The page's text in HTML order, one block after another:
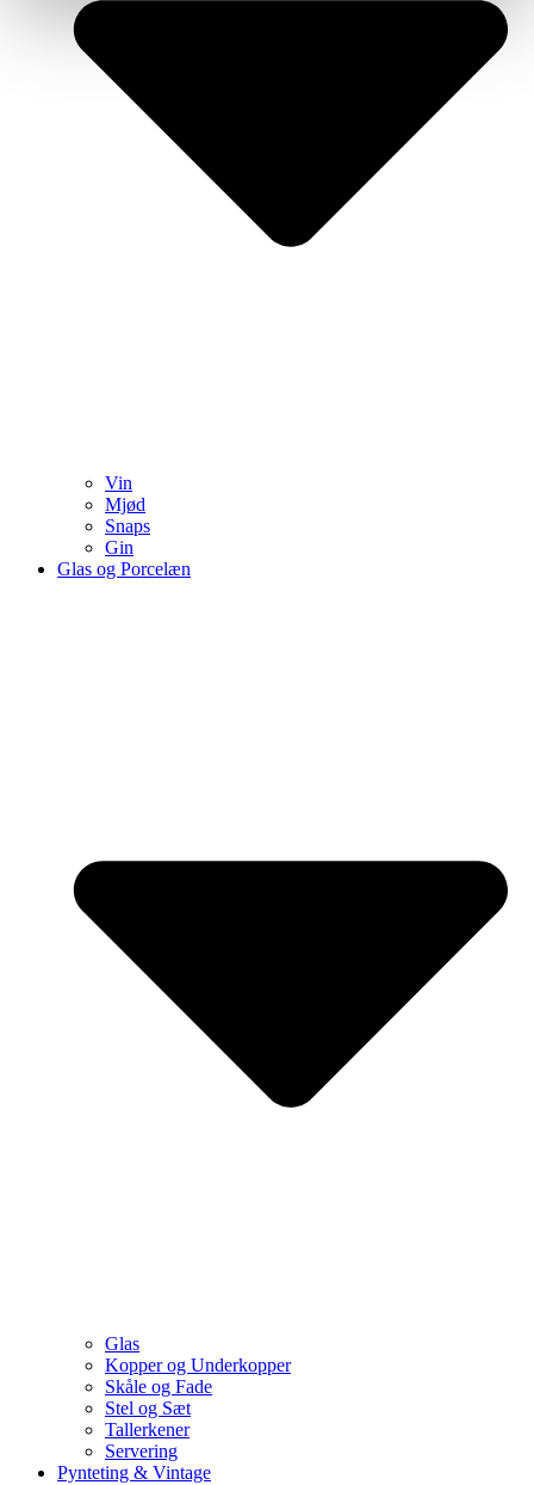
Vin
Mjød
Snaps
Gin
Glas og Porcelæn
Glas
Kopper og Underkopper
Skåle og Fade
Stel og Sæt
Tallerkener
Servering
Pynteting & Vintage